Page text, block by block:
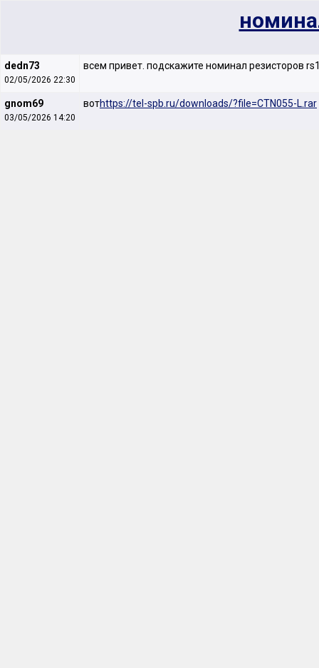
dedn73
02/05/2026 22:30
всем привет. подскажите номинал резисторов
gnom69
03/05/2026 14:20
вотhttps://tel-spb.ru/downloads/?file=CTN055-L.rar